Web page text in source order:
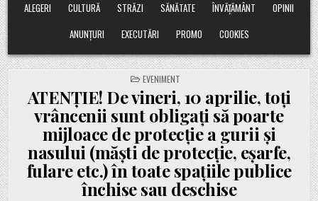
ALEGERI
CULTURĂ STRĂZI SĂNĂTATE ÎNVĂȚĂMÂNT
OPINII
ANUNȚURI
EXECUTĂRI PROMO COOKIES
POSTED
IN
EVENIMENT
ATENȚIE! De vineri, 10 aprilie, toți
vrâncenii sunt obligați să poarte
mijloace de protecție a gurii și
nasului (măști de protecție, eșarfe,
fulare etc.) în toate spațiile publice
închise sau deschise